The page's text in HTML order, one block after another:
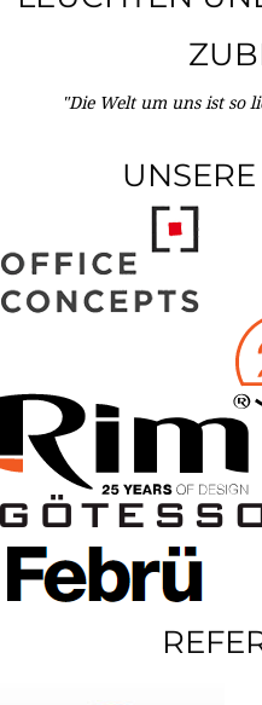
"Die Welt um uns ist so